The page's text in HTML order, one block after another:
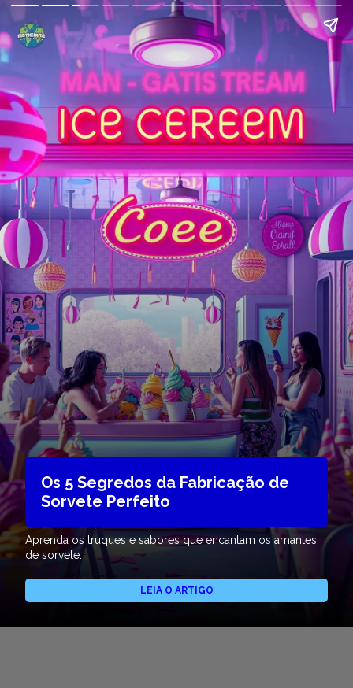
Os 5 Segredos da Fabricação de
Sorvete Perfeito
Aprenda os truques e sabores que encantam os amantes
de sorvete.
LEIA O ARTIGO